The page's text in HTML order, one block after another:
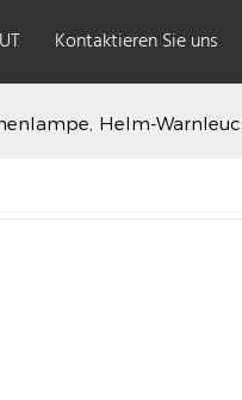
Kontaktieren Sie uns
Helm-